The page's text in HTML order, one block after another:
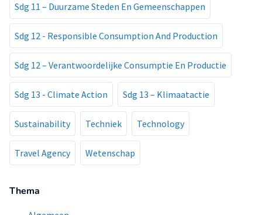
Sdg 11 – Duurzame Steden En Gemeenschappen
Sdg 12 - Responsible Consumption And Production
Sdg 12 – Verantwoordelijke Consumptie En Productie
Sdg 13 - Climate Action Sdg 13 – Klimaatactie
Sustainability Techniek Technology
Travel Agency Wetenschap
Thema